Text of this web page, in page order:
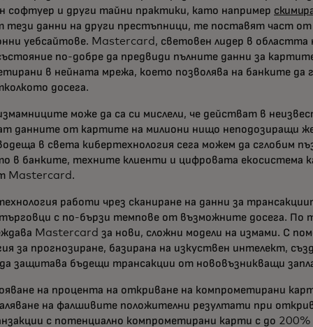
софтуер и други тайни практики, като например
тези данни на други престъпници, те поставят част
уебсайтове. Mastercard, световен лидер в областта
по-добре да предвиди пълните данни за
в нейната мрежа, което позволява на банките да
досега.
може да са си мислели, че действат в
данните от картите на милиони нищо неподозиращи
в света кибертехнология сега можем да сглобим
в банките, техните клиенти и цифровата екосистема
Mastercard.
работи чрез сканиране на данни за
с по-бързи темпове от възможните досега. По
Mastercard за нови, сложни модели на измами. С
за прогнозиране, базирана на изкуствен интелект,
защитава бъдещи трансакции от нововъзникващи
на процента на откриване на компрометирани
на фалшивите положителни резултати при
с потенциално компрометирани карти с до 200%